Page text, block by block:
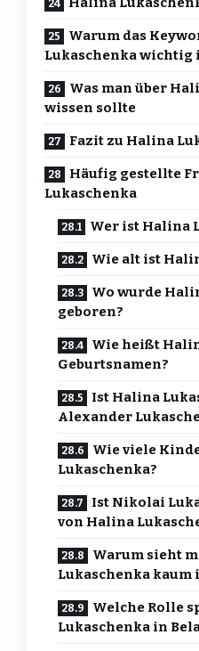
Warum das
Lukaschenka wichtig
Was man über
wissen sollte
Fazit zu Halina
Häufig gestellte
Lukaschenka
Wer ist Halina
Wie alt ist
Wo wurde
geboren?
Wie heißt
Geburtsnamen?
Ist Halina
Alexander
Wie viele
Lukaschenka?
Ist Nikolai
von Halina
Warum sieht
Lukaschenka
Welche Rolle
Lukaschenka in